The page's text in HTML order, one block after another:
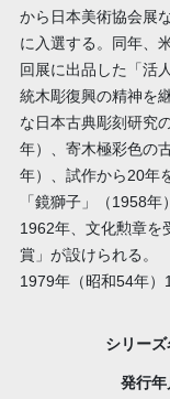
から日本美術協会展
に入選する。同年、
回展に出品した「活
統木彫復興の精神を
な日本古典彫刻研究
年）、寄木極彩色の
年）、試作から20年
「鏡獅子」（1958年
1962年、文化勲章を
賞」が設けられる。
1979年（昭和54年）
シリーズ
発行年